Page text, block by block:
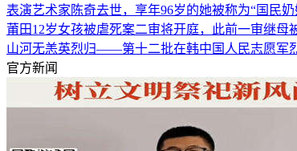
表演艺术家陈奇去世，享年96岁的她被称为“国民奶
莆田12岁女孩被虐死案二审将开庭，此前一审继母
山河无恙英烈归——第十二批在韩中国人民志愿军
官方新闻